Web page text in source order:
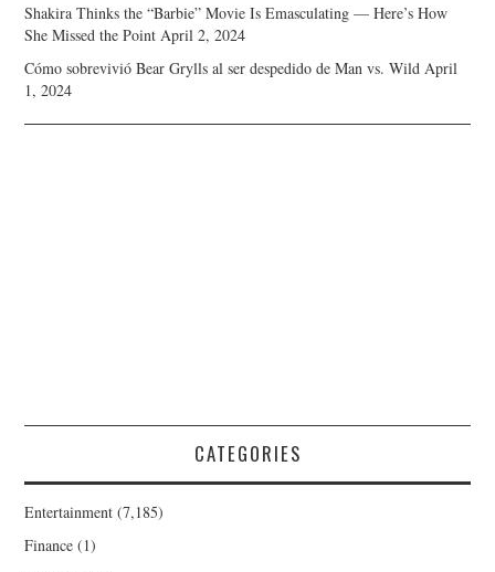
Shakira Thinks the “Barbie” Movie Is Emasculating — Here’s How
She Missed the Point April 2, 2024
Cómo sobrevivió Bear Grylls al ser despedido de Man vs. Wild April
1, 2024
CATEGORIES
Entertainment (7,185)
Finance (1)